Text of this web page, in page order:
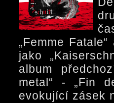
„Femme
jako
album
metal“ - „Fin
evokující zásek